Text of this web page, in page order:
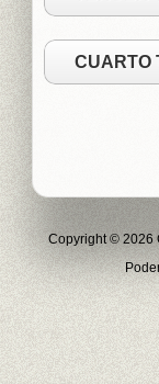
CUARTO
Copyright © 2026